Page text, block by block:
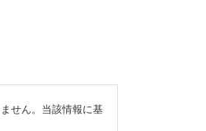
せん。当該情報に基